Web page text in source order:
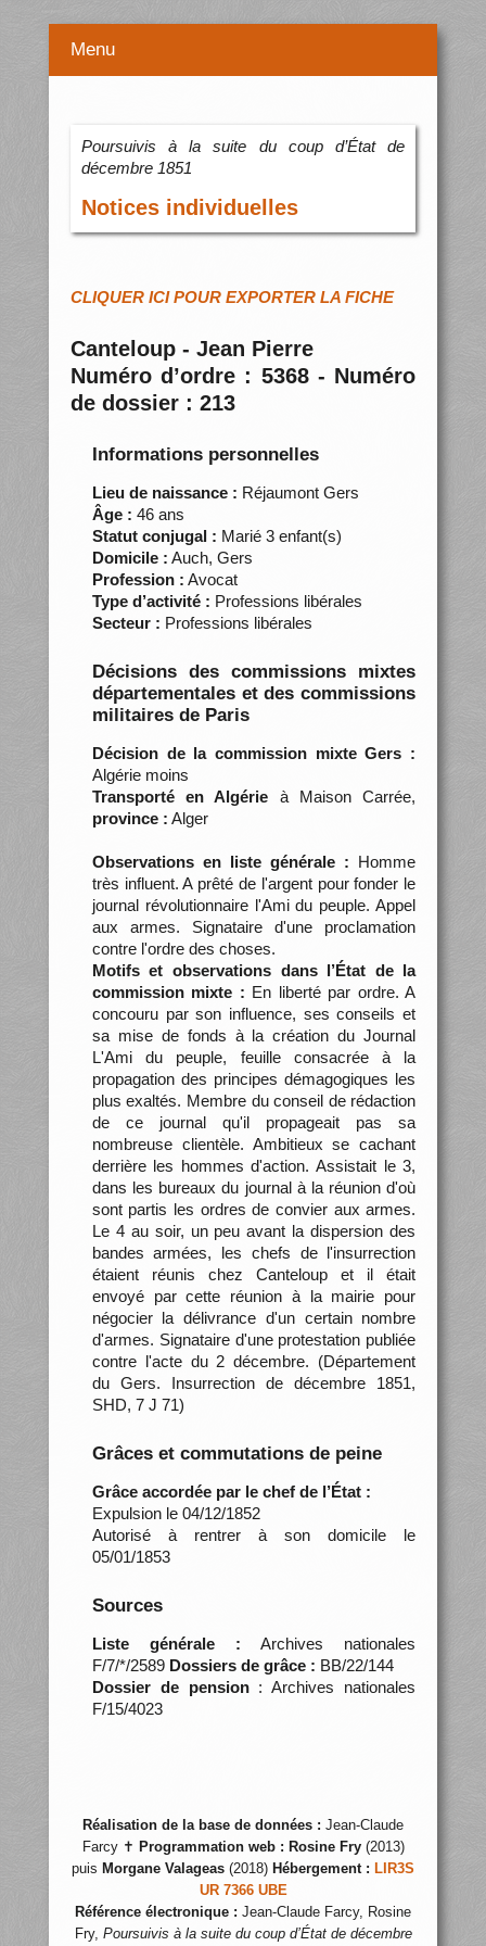
Menu
Poursuivis à la suite du coup d’État de
décembre 1851
Notices individuelles
CLIQUER ICI POUR EXPORTER LA FICHE
Canteloup - Jean Pierre
Numéro d’ordre : 5368 - Numéro
de dossier : 213
Informations personnelles
Lieu de naissance : Réjaumont Gers
Âge : 46 ans
Statut conjugal : Marié 3 enfant(s)
Domicile : Auch, Gers
Profession : Avocat
Type d’activité : Professions libérales
Secteur : Professions libérales
Décisions des commissions mixtes
départementales et des commissions
militaires de Paris
Décision de la commission mixte Gers :
Algérie moins
Transporté en Algérie à Maison Carrée,
province : Alger
Observations en liste générale : Homme
très influent. A prêté de l'argent pour fonder le
journal révolutionnaire l'Ami du peuple. Appel
aux armes. Signataire d'une proclamation
contre l'ordre des choses.
Motifs et observations dans l’État de la
commission mixte : En liberté par ordre. A
concouru par son influence, ses conseils et
sa mise de fonds à la création du Journal
L'Ami du peuple, feuille consacrée à la
propagation des principes démagogiques les
plus exaltés. Membre du conseil de rédaction
de ce journal qu'il propageait pas sa
nombreuse clientèle. Ambitieux se cachant
derrière les hommes d'action. Assistait le 3,
dans les bureaux du journal à la réunion d'où
sont partis les ordres de convier aux armes.
Le 4 au soir, un peu avant la dispersion des
bandes armées, les chefs de l'insurrection
étaient réunis chez Canteloup et il était
envoyé par cette réunion à la mairie pour
négocier la délivrance d'un certain nombre
d'armes. Signataire d'une protestation publiée
contre l'acte du 2 décembre. (Département
du Gers. Insurrection de décembre 1851,
SHD, 7 J 71)
Grâces et commutations de peine
Grâce accordée par le chef de l’État :
Expulsion le 04/12/1852
Autorisé à rentrer à son domicile le
05/01/1853
Sources
Liste générale : Archives nationales
F/7/*/2589 Dossiers de grâce : BB/22/144
Dossier de pension: Archives nationales
F/15/4023
Réalisation de la base de données : Jean-Claude
Farcy ✝ Programmation web : Rosine Fry(2013)
puis Morgane Valageas (2018) Hébergement : LIR3S
UR 7366 UBE
Référence électronique : Jean-Claude Farcy, Rosine
Fry, Poursuivis à la suite du coup d’État de décembre